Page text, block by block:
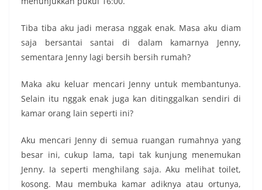
Tiba tiba aku jadi merasa nggak enak. Masa aku diam
saja bersantai santai di dalam kamarnya Jenny,
sementara Jenny lagi bersih bersih rumah?
Maka aku keluar mencari Jenny untuk membantunya.
Selain itu nggak enak juga kan ditinggalkan sendiri di
kamar orang lain seperti ini?
Aku mencari Jenny di semua ruangan rumahnya yang
besar ini, cukup lama, tapi tak kunjung menemukan
Jenny. Ia seperti menghilang saja. Aku melihat toilet,
kosong. Mau membuka kamar adiknya atau ortunya,